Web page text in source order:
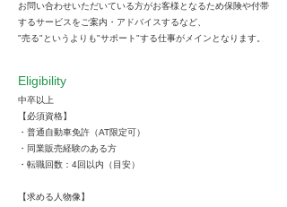
お問い合わせいただいている方がお客様となるため保険や付帯
するサービスをご案内・アドバイスするなど、
"売る"というよりも"サポート"する仕事がメインとなります。
Eligibility
中卒以上
【必須資格】
・普通自動車免許（AT限定可）
・同業販売経験のある方
・転職回数：4回以内（目安）
【求める人物像】